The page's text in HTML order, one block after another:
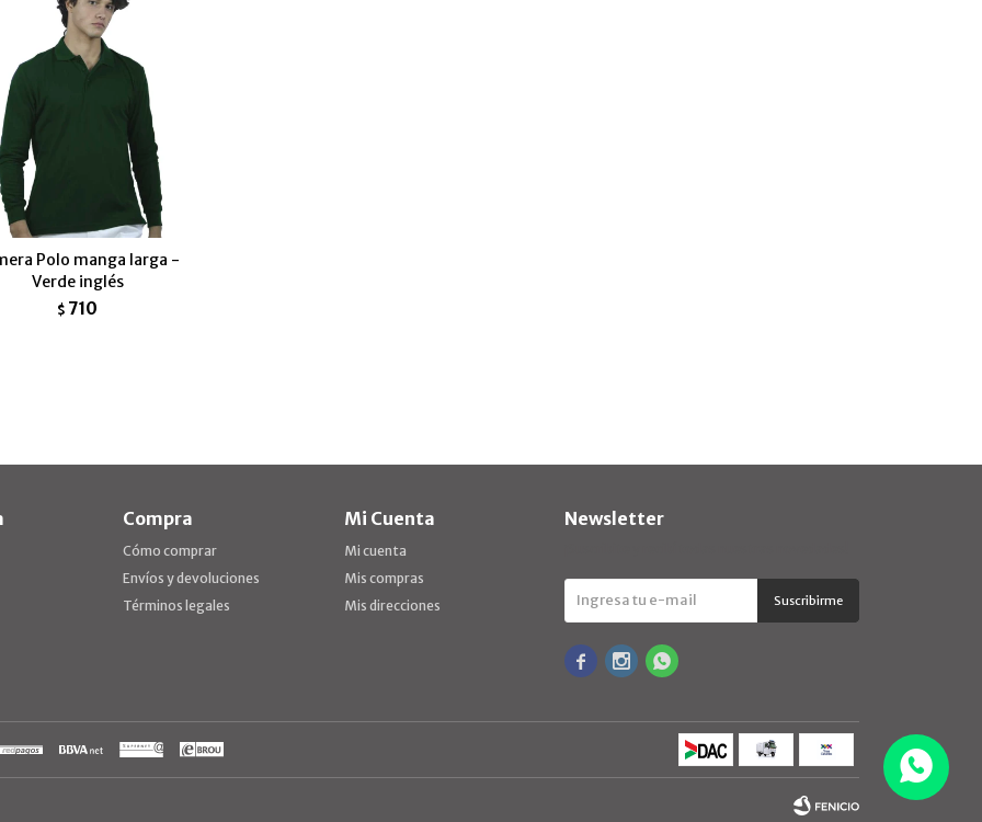
Polo manga larga -
Verde inglés
$ 710
Compra
Cómo comprar
Envíos y devoluciones
Términos legales
Mi Cuenta
Mi cuenta
Mis compras
Mis direcciones
Newsletter
Suscribirme
  